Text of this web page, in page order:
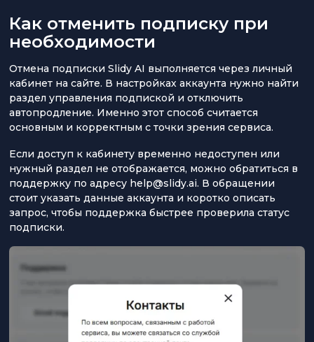
Как отменить подписку при
необходимости
Отмена подписки Slidy AI выполняется через личный
кабинет на сайте. В настройках аккаунта нужно найти
раздел управления подпиской и отключить
автопродление. Именно этот способ считается
основным и корректным с точки зрения сервиса.
Если доступ к кабинету временно недоступен или
нужный раздел не отображается, можно обратиться в
поддержку по адресу help@slidy.ai. В обращении
стоит указать данные аккаунта и коротко описать
запрос, чтобы поддержка быстрее проверила статус
подписки.